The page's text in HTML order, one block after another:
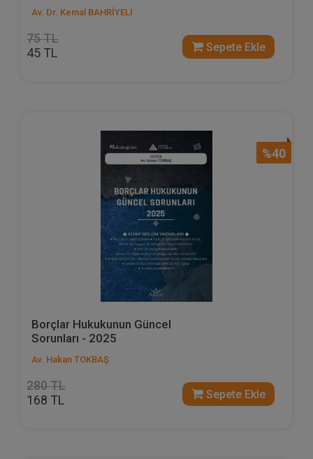
Av. Dr. Kemal BAHRİYELİ
75 TL
45 TL Sepete Ekle
%40
Borçlar Hukukunun Güncel
Sorunları - 2025
Av. Hakan TOKBAŞ
280 TL
168 TL Sepete Ekle